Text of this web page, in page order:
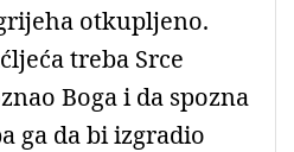
otkupljeno.
treba Srce
Boga i da spozna
ga da bi izgradio